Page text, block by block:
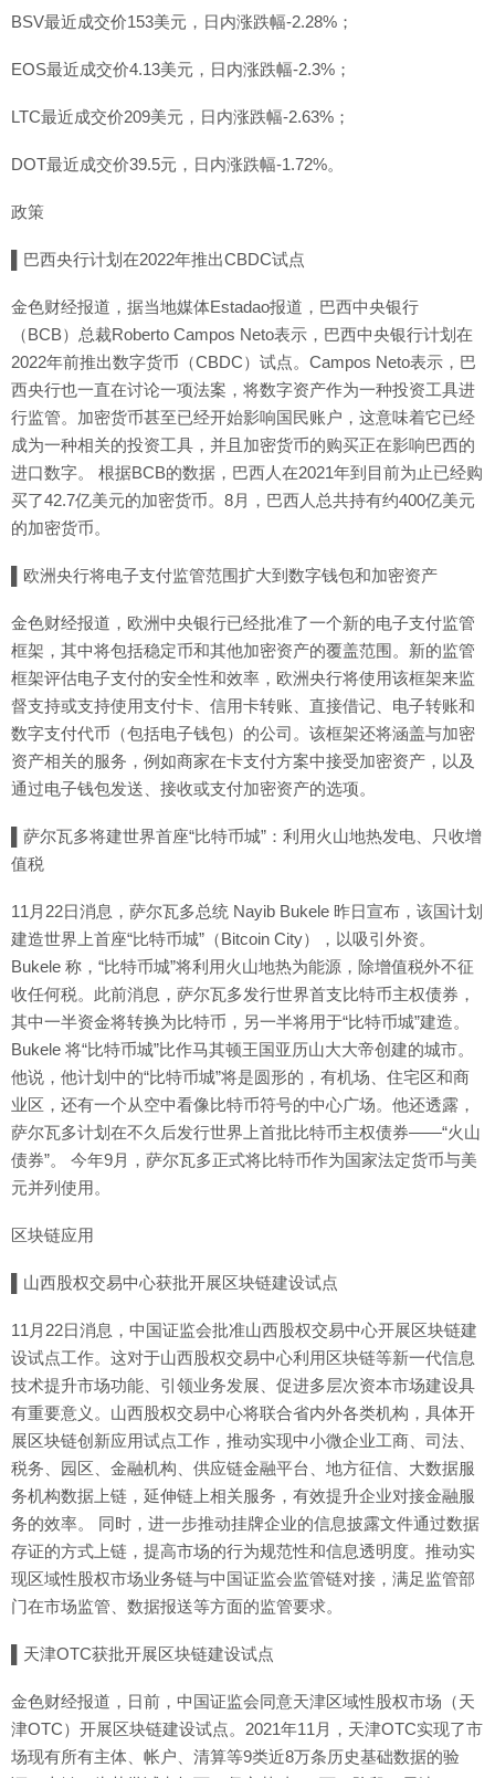
BSV最近成交价153美元，日内涨跌幅-2.28%；
EOS最近成交价4.13美元，日内涨跌幅-2.3%；
LTC最近成交价209美元，日内涨跌幅-2.63%；
DOT最近成交价39.5元，日内涨跌幅-1.72%。
政策
▌巴西央行计划在2022年推出CBDC试点
金色财经报道，据当地媒体Estadao报道，巴西中央银行
（BCB）总裁Roberto Campos Neto表示，巴西中央银行计划在
2022年前推出数字货币（CBDC）试点。Campos Neto表示，巴
西央行也一直在讨论一项法案，将数字资产作为一种投资工具进
行监管。加密货币甚至已经开始影响国民账户，这意味着它已经
成为一种相关的投资工具，并且加密货币的购买正在影响巴西的
进口数字。 根据BCB的数据，巴西人在2021年到目前为止已经购
买了42.7亿美元的加密货币。8月，巴西人总共持有约400亿美元
的加密货币。
▌欧洲央行将电子支付监管范围扩大到数字钱包和加密资产
金色财经报道，欧洲中央银行已经批准了一个新的电子支付监管
框架，其中将包括稳定币和其他加密资产的覆盖范围。新的监管
框架评估电子支付的安全性和效率，欧洲央行将使用该框架来监
督支持或支持使用支付卡、信用卡转账、直接借记、电子转账和
数字支付代币（包括电子钱包）的公司。该框架还将涵盖与加密
资产相关的服务，例如商家在卡支付方案中接受加密资产，以及
通过电子钱包发送、接收或支付加密资产的选项。
▌萨尔瓦多将建世界首座“比特币城”：利用火山地热发电、只收增
值税
11月22日消息，萨尔瓦多总统 Nayib Bukele 昨日宣布，该国计划
建造世界上首座“比特币城”（Bitcoin City），以吸引外资。
Bukele 称，“比特币城”将利用火山地热为能源，除增值税外不征
收任何税。此前消息，萨尔瓦多发行世界首支比特币主权债券，
其中一半资金将转换为比特币，另一半将用于“比特币城”建造。
Bukele 将“比特币城”比作马其顿王国亚历山大大帝创建的城市。
他说，他计划中的“比特币城”将是圆形的，有机场、住宅区和商
业区，还有一个从空中看像比特币符号的中心广场。他还透露，
萨尔瓦多计划在不久后发行世界上首批比特币主权债券——“火山
债券”。 今年9月，萨尔瓦多正式将比特币作为国家法定货币与美
元并列使用。
区块链应用
▌山西股权交易中心获批开展区块链建设试点
11月22日消息，中国证监会批准山西股权交易中心开展区块链建
设试点工作。这对于山西股权交易中心利用区块链等新一代信息
技术提升市场功能、引领业务发展、促进多层次资本市场建设具
有重要意义。山西股权交易中心将联合省内外各类机构，具体开
展区块链创新应用试点工作，推动实现中小微企业工商、司法、
税务、园区、金融机构、供应链金融平台、地方征信、大数据服
务机构数据上链，延伸链上相关服务，有效提升企业对接金融服
务的效率。 同时，进一步推动挂牌企业的信息披露文件通过数据
存证的方式上链，提高市场的行为规范性和信息透明度。推动实
现区域性股权市场业务链与中国证监会监管链对接，满足监管部
门在市场监管、数据报送等方面的监管要求。
▌天津OTC获批开展区块链建设试点
金色财经报道，日前，中国证监会同意天津区域性股权市场（天
津OTC）开展区块链建设试点。2021年11月，天津OTC实现了市
场现有所有主体、帐户、清算等9类近8万条历史基础数据的验